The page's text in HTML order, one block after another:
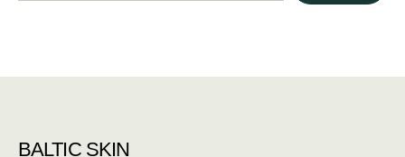
BALTIC SKIN